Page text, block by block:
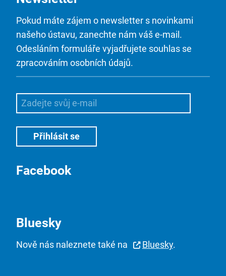
Pokud máte zájem o newsletter s novinkami
našeho ústavu, zanechte nám váš e-mail.
Odesláním formuláře vyjadřujete souhlas se
zpracováním osobních údajů.
Facebook
Bluesky
Nově nás naleznete také na Bluesky.